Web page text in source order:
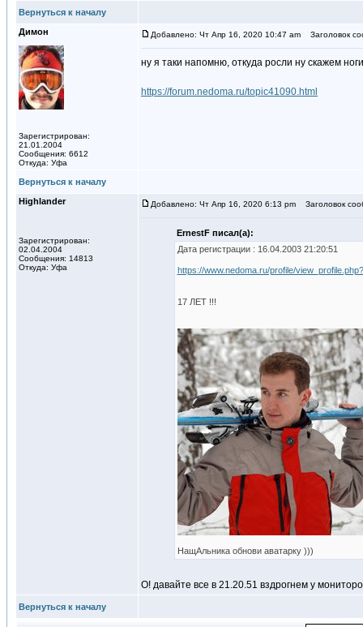
Вернуться к началу
Димон
Зарегистрирован:
21.01.2004
Сообщения: 6612
Откуда: Уфа
Добавлено: Чт Апр 16, 2020 10:47 am Заголовок
ну я таки напомню, откуда росли ну скажем ноги
https://forum.nedoma.ru/topic41090.html
Вернуться к началу
Highlander
Зарегистрирован:
02.04.2004
Сообщения: 14813
Откуда: Уфа
Добавлено: Чт Апр 16, 2020 6:13 pm Заголовок
ErnestF писал(а):
Дата регистрации : 16.04.2003 21:20:51
https://www.nedoma.ru/profile/
17 ЛЕТ !!!
НащАльника обнови аватарку )))
О! давайте все в 21.20.51 вздрогнем у
Вернуться к началу